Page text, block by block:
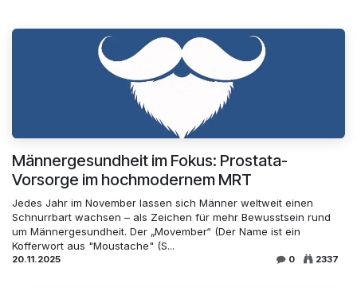
Männergesundheit im Fokus: Prostata-
Vorsorge im hochmodernem MRT
Jedes Jahr im November lassen sich Männer weltweit einen
Schnurrbart wachsen – als Zeichen für mehr Bewusstsein rund
um Männergesundheit. Der „Movember“ (Der Name ist ein
Kofferwort aus "Moustache" (S...
20.11.2025 0 2337